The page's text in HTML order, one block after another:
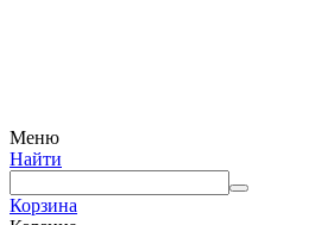
Меню
Найти
Корзина